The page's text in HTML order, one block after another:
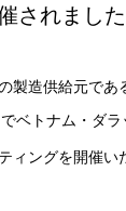
されました
製造供給元であ
ベトナム・ダ
ィングを開催い